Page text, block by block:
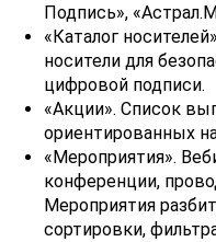
Подпись»,
«Каталог
носители для
цифровой подписи.
«Акции». Список
ориентированных
«Мероприятия».
конференции,
Мероприятия
сортировки,